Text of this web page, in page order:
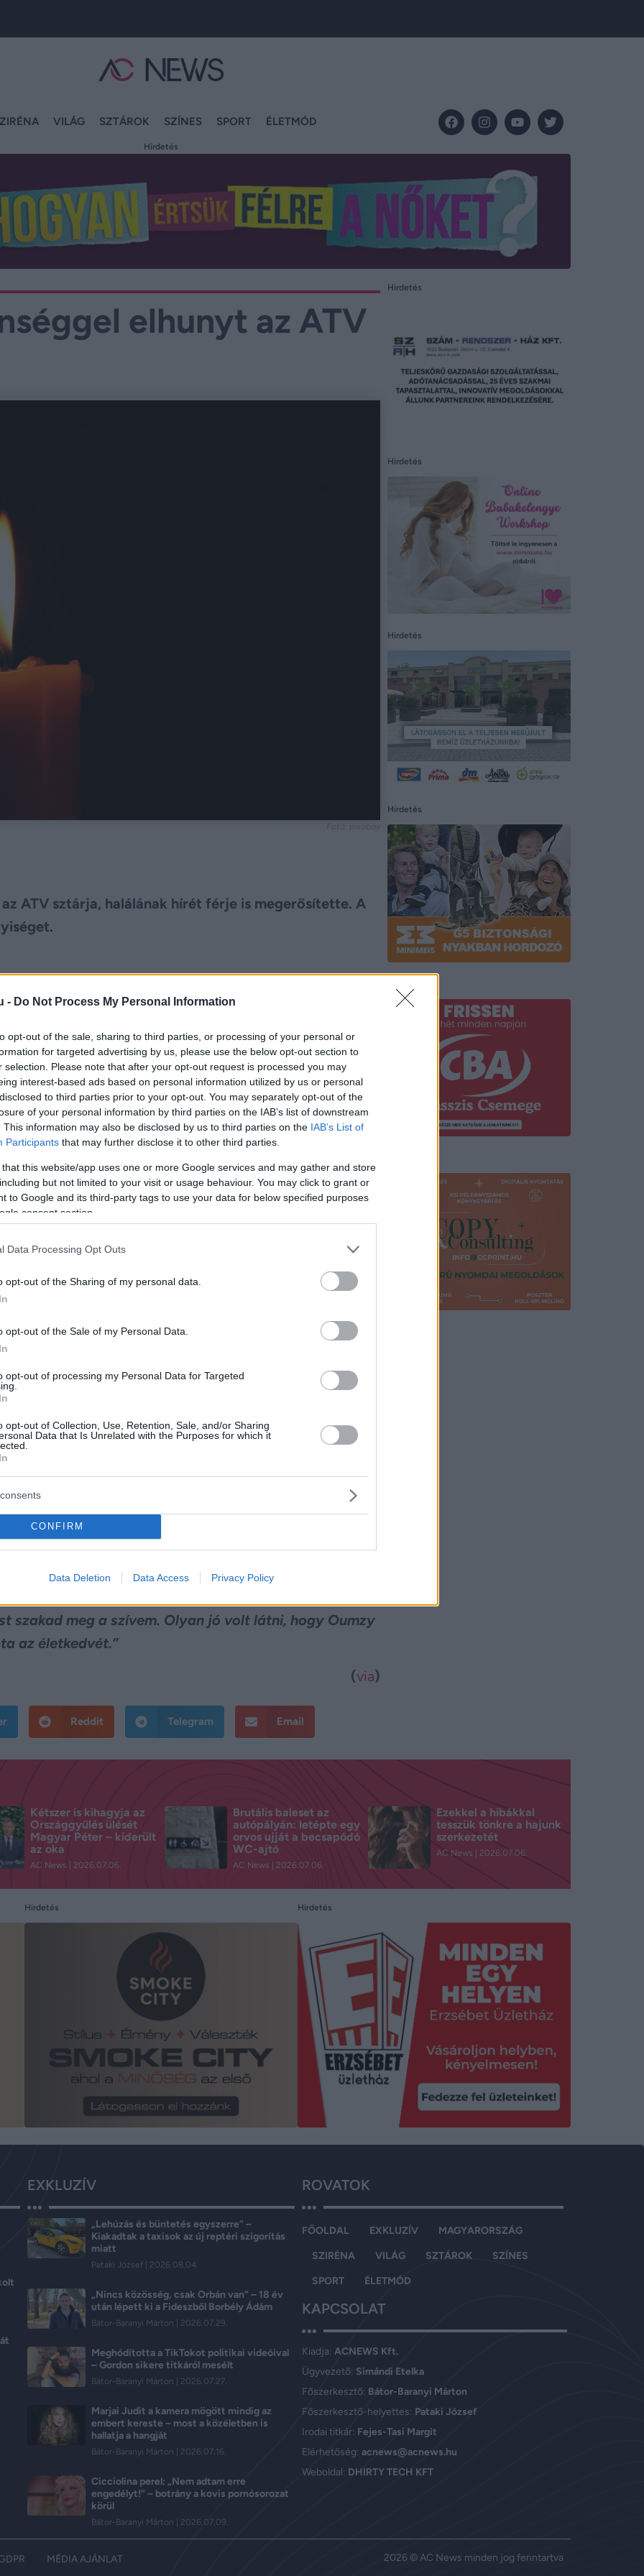
- Do Not Process My Personal Information
opt-out of the sale, sharing to third parties, or processing of your personal or
for targeted advertising by us, please use the below opt-out section to
selection. Please note that after your opt-out request is processed you may
interest-based ads based on personal information utilized by us or personal
to third parties prior to your opt-out. You may separately opt-out of the
of your personal information by third parties on the IAB’s list of downstream
This information may also be disclosed by us to third parties on the IAB’s List of
Participants that may further disclose it to other third parties.
that this website/app uses one or more Google services and may gather and store
but not limited to your visit or usage behaviour. You may click to grant or
to Google and its third-party tags to use your data for below specified purposes
consent section.
Data Processing Opt Outs
opt-out of the Sharing of my personal data.
opt-out of the Sale of my Personal Data.
opt-out of processing my Personal Data for Targeted
opt-out of Collection, Use, Retention, Sale, and/or Sharing
Data that Is Unrelated with the Purposes for which it
CONFIRM
Data Deletion Data Access Privacy Policy
VILÁG SZTÁROK SZÍNES SPORT ÉLETMÓD
Hirdetés
elhunyt az ATV
ATV sztárja, halálának hírét férje is megerősítette. A
unter Palmen
nyilvánosan is megerősítette a szomorú hírt. A
sok néző szívébe belopta magát.
Uschi váratlanul elhunyt Szenegálban”
– írta az ATV
férje, Oumzy is megszólalt a bejegyzés alatt.
és a méltató szavakat. Rendkívül hálás vagyok
nem közöltek további részleteket.
A bejegyzés alatt rengeteg részvétnyilvánítás jelent
részvétem a családnak”– írta egy kommentelő.
sorokkal búcsúzott:
szakad meg a szívem. Olyan jó volt látni, hogy Oumzy
az életkedvét.”
(via)
Reddit Telegram Email
Hirdetés
Hirdetés
Hirdetés
Hirdetés
Kétszer is kihagyja az
Országgyűlés ülését
Magyar Péter – kiderült
az oka
AC News 2026.07.06.
Brutális baleset az
autópályán: letépte egy
orvos ujját a becsapódó
WC-ajtó
AC News 2026.07.06.
Ezekkel a hibákkal
tesszük tönkre a hajunk
szerkezetét
AC News 2026.07.06.
Hirdetés Hirdetés
EXKLUZÍV
„Lehúzás és büntetés egyszerre” –
Kiakadtak a taxisok az új reptéri szigorítás
miatt
Pataki József 2026.08.04.
„Nincs közösség, csak Orbán van” – 18 év
után lépett ki a Fideszből Borbély Ádám
Bátor-Baranyi Márton 2026.07.29.
Meghódította a TikTokot politikai videóival
– Gordon sikere titkáról mesélt
Bátor-Baranyi Márton 2026.07.27.
Marjai Judit a kamera mögött mindig az
embert kereste – most a közéletben is
hallatja a hangját
Bátor-Baranyi Márton 2026.07.16.
Cicciolina perel: „Nem adtam erre
engedélyt!” – botrány a kovis pornósorozat
körül
Bátor-Baranyi Márton 2026.07.09.
ROVATOK
FŐOLDAL EXKLUZÍV MAGYARORSZÁG
SZIRÉNA VILÁG SZTÁROK SZÍNES
SPORT ÉLETMÓD
KAPCSOLAT
Kiadja:ACNEWS Kft.
Ügyvezető: Simándi Etelka
Főszerkesztő: Bátor-Baranyi Márton
Főszerkesztő-helyettes: Pataki József
Irodai titkár: Fejes-Tasi Margit
Elérhetőség:acnews@acnews.hu
Weboldal: DHIRTY TECH KFT
MÉDIA AJÁNLAT 2026 © AC News minden jog fenntartva